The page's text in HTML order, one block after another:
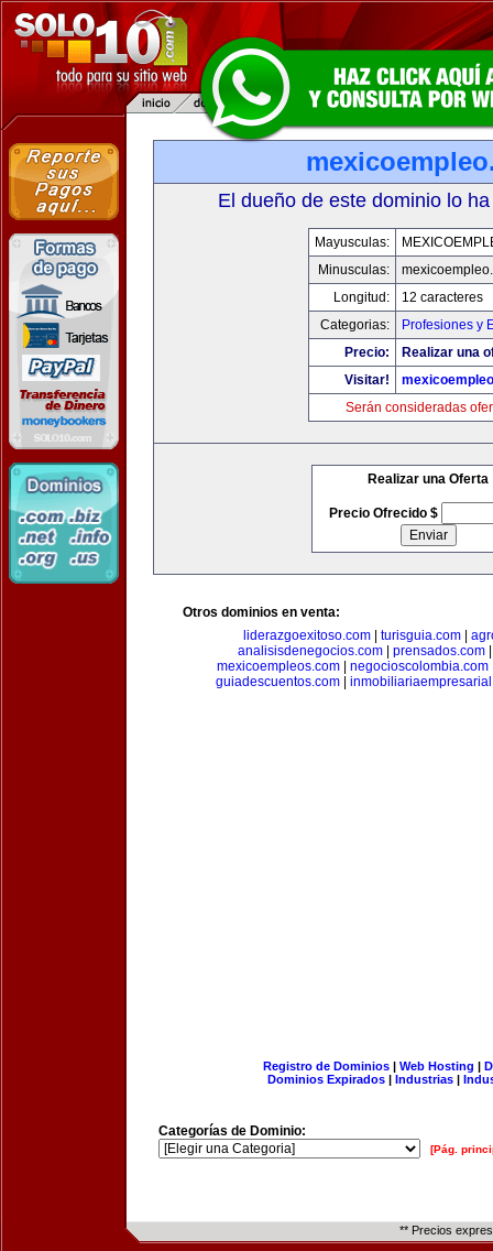
El dueño de este dominio lo
Mayusculas:
Minusculas:
Longitud:
12 caracteres
Categorias:
Profesiones y
Precio:
Realizar una
Visitar!
Serán consideradas
Realizar una Oferta
Precio Ofrecido $
Otros dominios en venta:
liderazgoexitoso.com| turisguia.com|
analisisdenegocios.com
prensados.com
mexicoempleos.com
negocioscolombia.com
guiadescuentos.com
Registro de Dominios| Web Hosting |
Dominios Expirados | Industrias |
Categorías de Dominio:
[Pág.
** Precios